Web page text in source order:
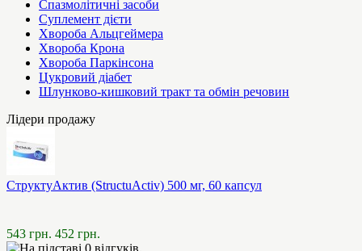
Спазмолітичні засоби
Суплемент дієти
Хвороба Альцгеймера
Хвороба Крона
Хвороба Паркінсона
Цукровий діабет
Шлунково-кишковий тракт та обмін речовин
Лідери продажу
СтруктуАктив (StructuActiv) 500 мг, 60 капсул
543 грн. 452 грн.